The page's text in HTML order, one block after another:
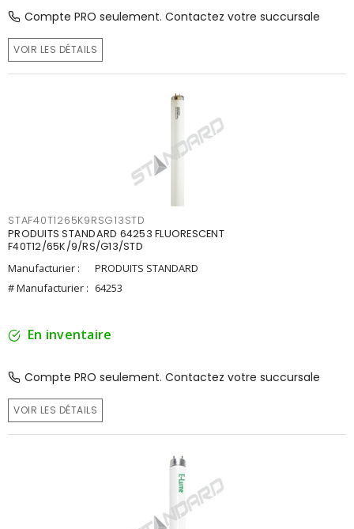
Compte PRO seulement. Contactez votre succursale
VOIR LES DÉTAILS
STAF40T1265K9RSG13STD
PRODUITS STANDARD 64253 FLUORESCENT
F40T12/65K/9/RS/G13/STD
Manufacturier :
PRODUITS STANDARD
# Manufacturier : 64253
En inventaire
Compte PRO seulement. Contactez votre succursale
VOIR LES DÉTAILS